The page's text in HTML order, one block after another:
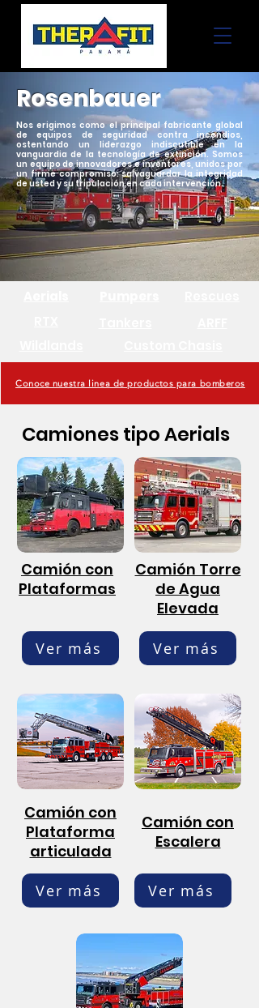
Rosenbauer
Nos erigimos como el principal fabricante global
de equipos de seguridad contra incendios,
ostentando un liderazgo indiscutible en la
vanguardia de la tecnología de extinción. Somos
un equipo de innovadores e inventores, unidos por
un firme compromiso: salvaguardar la integridad
de usted y su tripulación en cada intervención.
Conoce nuestra linea de productos para bomberos
Camiones tipo Aerials
Camión con
Plataformas
Camión Torre
de Agua
Elevada
Ver más Ver más
Camión con
Plataforma
articulada
Camión con
Escalera
Ver más Ver más